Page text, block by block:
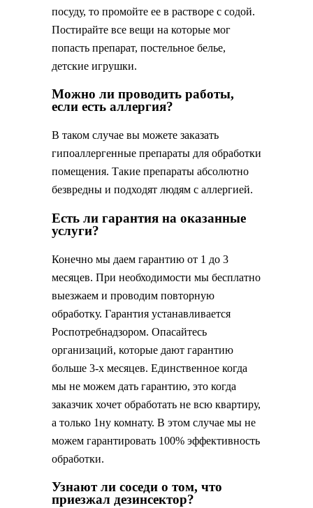
посуду, то промойте ее в растворе с содой.
Постирайте все вещи на которые мог
попасть препарат, постельное белье,
детские игрушки.
Можно ли проводить работы,
если есть аллергия?
В таком случае вы можете заказать
гипоаллергенные препараты для обработки
помещения. Такие препараты абсолютно
безвредны и подходят людям с аллергией.
Есть ли гарантия на оказанные
услуги?
Конечно мы даем гарантию от 1 до 3
месяцев. При необходимости мы бесплатно
выезжаем и проводим повторную
обработку. Гарантия устанавливается
Роспотребнадзором. Опасайтесь
организаций, которые дают гарантию
больше 3-х месяцев. Единственное когда
мы не можем дать гарантию, это когда
заказчик хочет обработать не всю квартиру,
а только 1ну комнату. В этом случае мы не
можем гарантировать 100% эффективность
обработки.
Узнают ли соседи о том, что
приезжал дезинсектор?